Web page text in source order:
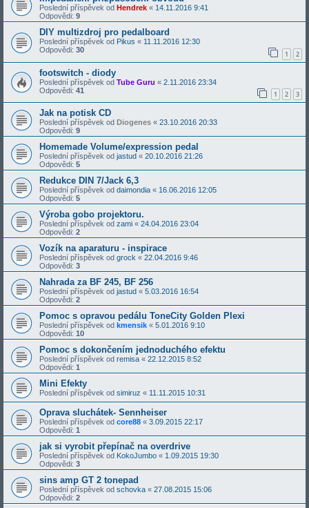
Poslední příspěvek od Hendrek « 14.11.2016 9:41
Odpovědi: 9
DIY multizdroj pro pedalboard
Poslední příspěvek od Pikus « 11.11.2016 12:30
Odpovědi: 30 1 2
footswitch - diody
Poslední příspěvek od Tube Guru « 2.11.2016 23:34
Odpovědi: 41 1 2 3
Jak na potisk CD
Poslední příspěvek od Diogenes « 23.10.2016 20:33
Odpovědi: 9
Homemade Volume/expression pedal
Poslední příspěvek od jastud « 20.10.2016 21:26
Odpovědi: 5
Redukce DIN 7/Jack 6,3
Poslední příspěvek od daimondia « 16.06.2016 12:05
Odpovědi: 5
Výroba gobo projektoru.
Poslední příspěvek od zami « 24.04.2016 23:04
Odpovědi: 2
Vozík na aparaturu - inspirace
Poslední příspěvek od grock « 22.04.2016 9:46
Odpovědi: 3
Nahrada za BF 245, BF 256
Poslední příspěvek od jastud « 5.03.2016 16:54
Odpovědi: 2
Pomoc s opravou pedálu ToneCity Golden Plexi
Poslední příspěvek od kmensik « 5.01.2016 9:10
Odpovědi: 10
Pomoc s dokončením jednoduchého efektu
Poslední příspěvek od remisa « 22.12.2015 8:52
Odpovědi: 1
Mini Efekty
Poslední příspěvek od simiruz « 11.11.2015 10:31
Oprava sluchátek- Sennheiser
Poslední příspěvek od core88 « 3.09.2015 22:17
Odpovědi: 1
jak si vyrobit přepínač na overdrive
Poslední příspěvek od KokoJumbo « 1.09.2015 19:30
Odpovědi: 3
sins amp GT 2 tonepad
Poslední příspěvek od schovka « 27.08.2015 15:06
Odpovědi: 2